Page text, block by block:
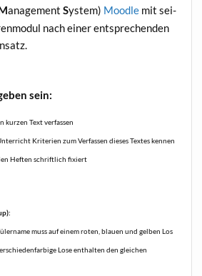
anage­ment System) Mood­le mit sei­
nach einer ent­spre­chen­den
sein:
kur­zen Text verfassen
Kri­te­ri­en zum Ver­fas­sen die­ses Tex­tes ken­nen
Hef­ten schrift­lich fixiert
muss auf einem roten, blau­en und gel­ben Los
Lose ent­hal­ten den glei­chen